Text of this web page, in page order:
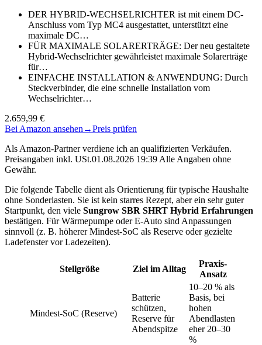
DER HYBRID-WECHSELRICHTER ist mit einem DC-
Anschluss vom Typ MC4 ausgestattet, unterstützt eine
maximale DC…
FÜR MAXIMALE SOLARERTRÄGE: Der neu gestaltete
Hybrid-Wechselrichter gewährleistet maximale Solarerträge
für…
EINFACHE INSTALLATION & ANWENDUNG: Durch
Steckverbinder, die eine schnelle Installation vom
Wechselrichter…
2.659,99 €
Bei Amazon ansehen →Preis prüfen
Als Amazon-Partner verdiene ich an qualifizierten Verkäufen.
Preisangaben inkl. USt.01.08.2026 19:39 Alle Angaben ohne
Gewähr.
Die folgende Tabelle dient als Orientierung für typische Haushalte
ohne Sonderlasten. Sie ist kein starres Rezept, aber ein sehr guter
Startpunkt, den viele Sungrow SBR SHRT Hybrid Erfahrungen
bestätigen. Für Wärmepumpe oder E-Auto sind Anpassungen
sinnvoll (z. B. höherer Mindest-SoC als Reserve oder gezielte
Ladefenster vor Ladezeiten).
Stellgröße Ziel im Alltag
Praxis-
Ansatz
Mindest-SoC (Reserve)
Batterie
schützen,
Reserve für
Abendspitze
10–20 % als
Basis, bei
hohen
Abendlasten
eher 20–30
%